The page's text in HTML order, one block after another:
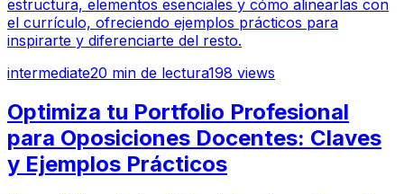
estructura, elementos esenciales y cómo alinearlas con
el currículo, ofreciendo ejemplos prácticos para
inspirarte y diferenciarte del resto.
intermediate20 min de lectura198 views
Optimiza tu Portfolio Profesional
para Oposiciones Docentes: Claves
y Ejemplos Prácticos